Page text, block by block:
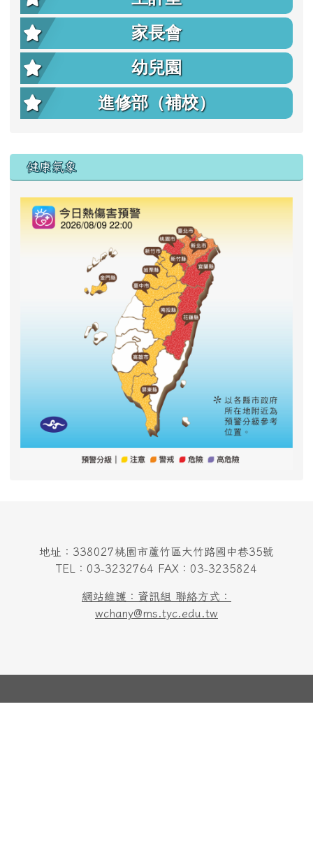
家長會
幼兒園
進修部（補校）
右邊區域內容
健康氣象
地址：338027桃園市蘆竹區大竹路國中巷35號
TEL：03-3232764 FAX：03-3235824
網站維護：資訊組 聯絡方式：
wchany@ms.tyc.edu.tw